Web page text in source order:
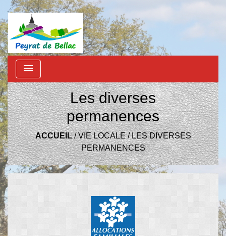
menu
Les diverses
permanences
ACCUEIL/VIE LOCALE/LES DIVERSES
PERMANENCES